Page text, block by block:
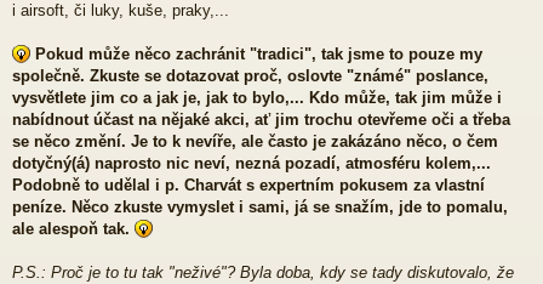
i airsoft, či luky, kuše, praky,...
Pokud může něco zachránit "tradici", tak jsme to pouze my
společně. Zkuste se dotazovat proč, oslovte "známé" poslance,
vysvětlete jim co a jak je, jak to bylo,... Kdo může, tak jim může i
nabídnout účast na nějaké akci, ať jim trochu otevřeme oči a třeba
se něco změní. Je to k nevíře, ale často je zakázáno něco, o čem
dotyčný(á) naprosto nic neví, nezná pozadí, atmosféru kolem,...
Podobně to udělal i p. Charvát s expertním pokusem za vlastní
peníze. Něco zkuste vymyslet i sami, já se snažím, jde to pomalu,
ale alespoň tak.
P.S.: Proč je to tu tak "neživé"? Byla doba, kdy se tady diskutovalo, že